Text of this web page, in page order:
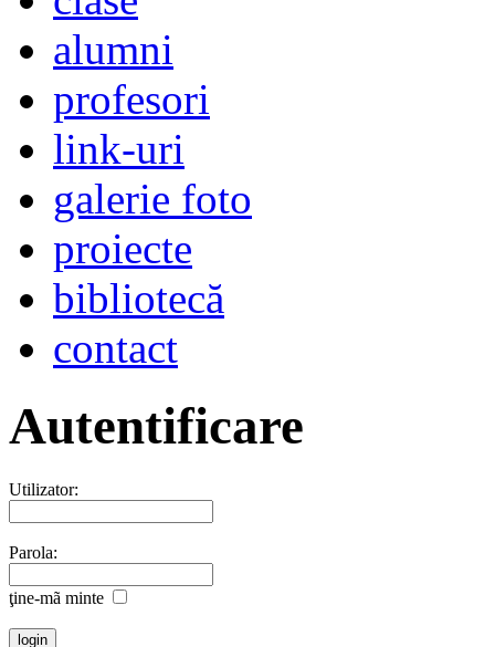
alumni
profesori
link-uri
galerie foto
proiecte
bibliotecă
contact
Autentificare
Utilizator:
Parola:
ţine-mã minte